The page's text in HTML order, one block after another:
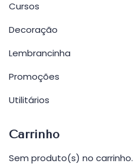
Cursos
Decoração
Lembrancinha
Promoções
Utilitários
Carrinho
Sem produto(s) no carrinho.